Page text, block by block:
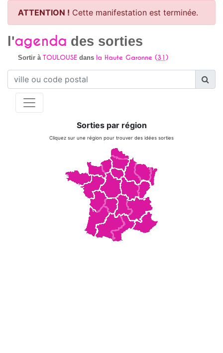
ATTENTION ! Cette manifestation est terminée.
l'agenda des sorties
Sortir à TOULOUSEdans la Haute Garonne (31)
Sorties par région
Cliquez sur une région pour trouver des idées sorties